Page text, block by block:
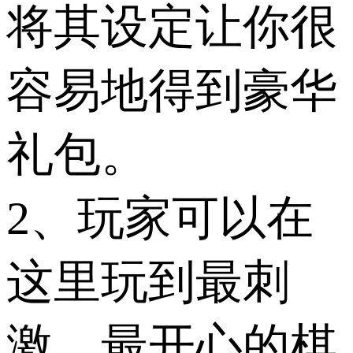
将其设定让你很
容易地得到豪华
礼包。
2、玩家可以在
这里玩到最刺